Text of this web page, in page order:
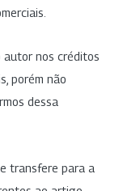
autor nos créditos
porém não
dessa
transfere para a